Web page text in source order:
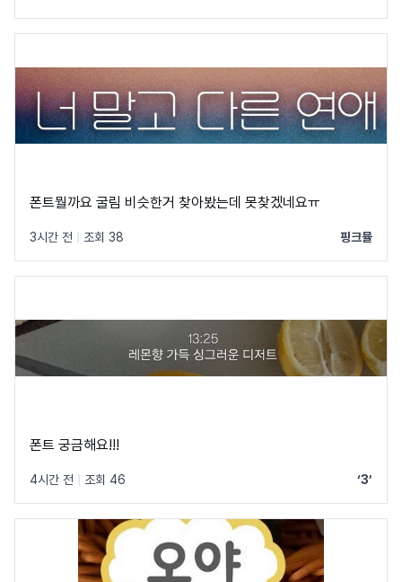
폰트뭘까요 굴림 비슷한거 찾아봤는데 못찾겠네요ㅠ
3시간 전 조회 38 핑크뮬
폰트 궁금해요!!!
4시간 전 조회 46 ‘3’